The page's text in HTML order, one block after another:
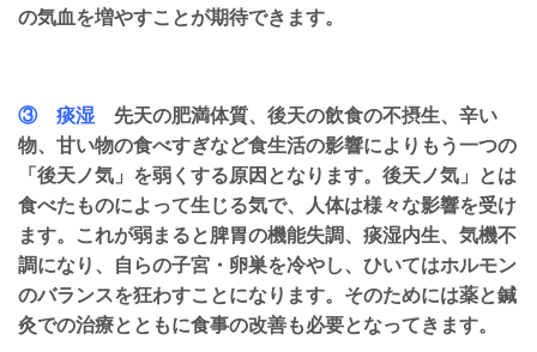
の気血を増やすことが期待できます。
③ 痰湿 先天の肥満体質、後天の飲食の不摂生、辛い
物、甘い物の食べすぎなど食生活の影響によりもう一つの
「後天ノ気」を弱くする原因となります。後天ノ気」とは
食べたものによって生じる気で、人体は様々な影響を受け
ます。これが弱まると脾胃の機能失調、痰湿内生、気機不
調になり、自らの子宮・卵巣を冷やし、ひいてはホルモン
のバランスを狂わすことになります。そのためには薬と鍼
灸での治療とともに食事の改善も必要となってきます。